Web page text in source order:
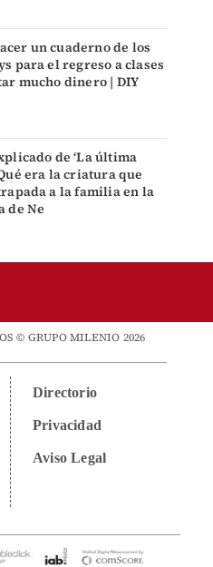
un cuaderno de los
para el regreso a clases
mucho dinero | DIY
de ‘La última
era la criatura que
a la familia en la
de Ne
© GRUPO MILENIO 2026
Directorio
Privacidad
Aviso Legal